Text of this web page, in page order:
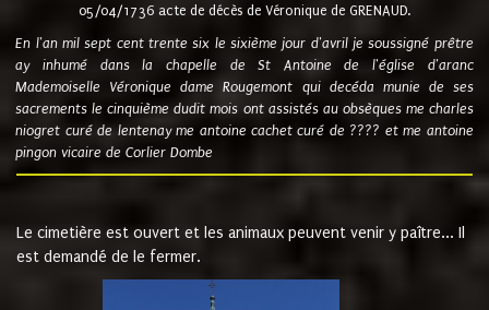
05/04/1736 acte de décès de Véronique de GRENAUD.
En l'an mil sept cent trente six le sixième jour d'avril je soussigné prêtre
ay inhumé dans la chapelle de St Antoine de l'église d'aranc
Mademoiselle Véronique dame Rougemont qui decéda munie de ses
sacrements le cinquième dudit mois ont assistés au obsèques me charles
niogret curé de lentenay me antoine cachet curé de ???? et me antoine
pingon vicaire de Corlier Dombe
Le cimetière est ouvert et les animaux peuvent venir y paître... Il
est demandé de le fermer.